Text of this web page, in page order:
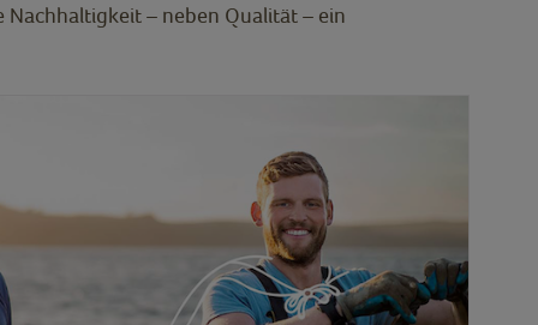
– neben Qualität – ein